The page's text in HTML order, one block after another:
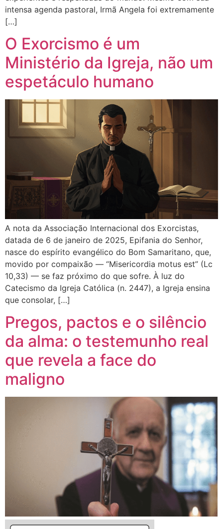
intensa agenda pastoral, Irmã Angela foi extremamente
[…]
O Exorcismo é um
Ministério da Igreja, não um
espetáculo humano
A nota da Associação Internacional dos Exorcistas,
datada de 6 de janeiro de 2025, Epifania do Senhor,
nasce do espírito evangélico do Bom Samaritano, que,
movido por compaixão — “Misericordia motus est” (Lc
10,33) — se faz próximo do que sofre. À luz do
Catecismo da Igreja Católica (n. 2447), a Igreja ensina
que consolar, […]
Pregos, pactos e o silêncio
da alma: o testemunho real
que revela a face do
maligno